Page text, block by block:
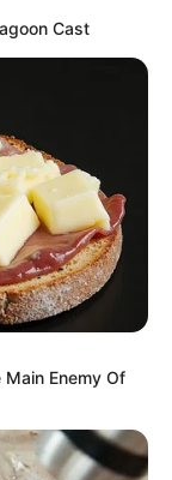
Cast
Enemy Of